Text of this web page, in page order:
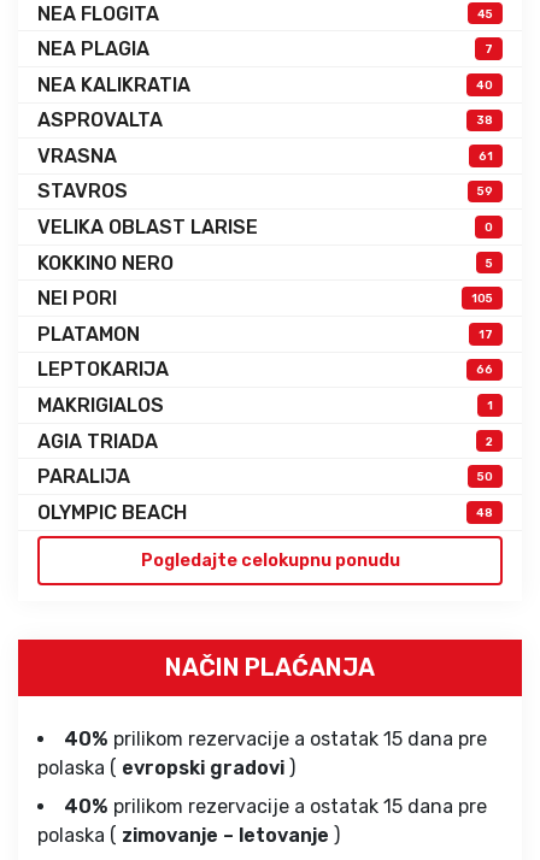
NEA FLOGITA 45
NEA PLAGIA 7
NEA KALIKRATIA 40
ASPROVALTA 38
VRASNA 61
STAVROS 59
VELIKA OBLAST LARISE 0
KOKKINO NERO 5
NEI PORI 105
PLATAMON 17
LEPTOKARIJA 66
MAKRIGIALOS 1
AGIA TRIADA 2
PARALIJA 50
OLYMPIC BEACH 48
Pogledajte celokupnu ponudu
NAČIN PLAĆANJA
40% prilikom rezervacije a ostatak 15 dana pre
polaska ( evropski gradovi )
40% prilikom rezervacije a ostatak 15 dana pre
polaska ( zimovanje – letovanje )